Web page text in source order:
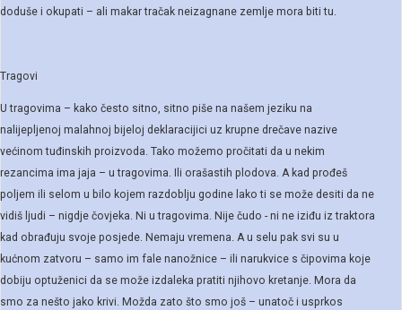
doduše i okupati – ali makar tračak neizagnane zemlje mora biti tu.
Tragovi
U tragovima – kako često sitno, sitno piše na našem jeziku na
nalijepljenoj malahnoj bijeloj deklaracijici uz krupne drečave nazive
većinom tuđinskih proizvoda. Tako možemo pročitati da u nekim
rezancima ima jaja – u tragovima. Ili orašastih plodova. A kad prođeš
poljem ili selom u bilo kojem razdoblju godine lako ti se može desiti da ne
vidiš ljudi – nigdje čovjeka. Ni u tragovima. Nije čudo - ni ne iziđu iz traktora
kad obrađuju svoje posjede. Nemaju vremena. A u selu pak svi su u
kućnom zatvoru – samo im fale nanožnice – ili narukvice s čipovima koje
dobiju optuženici da se može izdaleka pratiti njihovo kretanje. Mora da
smo za nešto jako krivi. Možda zato što smo još – unatoč i usprkos